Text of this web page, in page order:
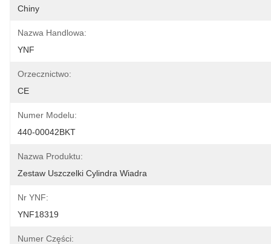
Chiny
Nazwa Handlowa:
YNF
Orzecznictwo:
CE
Numer Modelu:
440-00042BKT
Nazwa Produktu:
Zestaw Uszczelki Cylindra Wiadra
Nr YNF:
YNF18319
Numer Części: